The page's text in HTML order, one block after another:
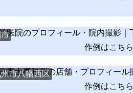
作例はこちら
市八幡西区
作例はこちら